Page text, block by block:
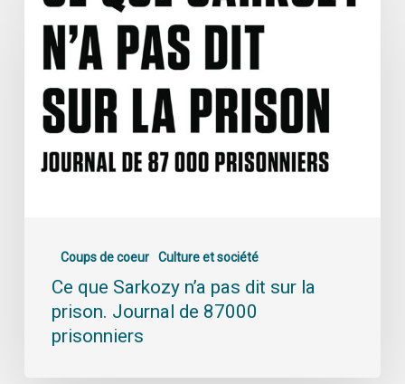
Coups de coeur Culture et société
Ce que Sarkozy n’a pas dit sur la
prison. Journal de 87000
prisonniers